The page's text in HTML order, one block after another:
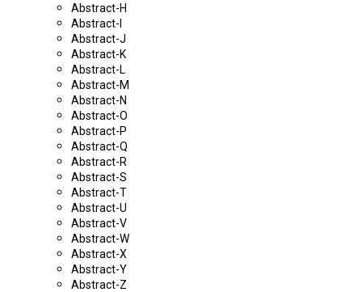
Abstract-H
Abstract-I
Abstract-J
Abstract-K
Abstract-L
Abstract-M
Abstract-N
Abstract-O
Abstract-P
Abstract-Q
Abstract-R
Abstract-S
Abstract-T
Abstract-U
Abstract-V
Abstract-W
Abstract-X
Abstract-Y
Abstract-Z